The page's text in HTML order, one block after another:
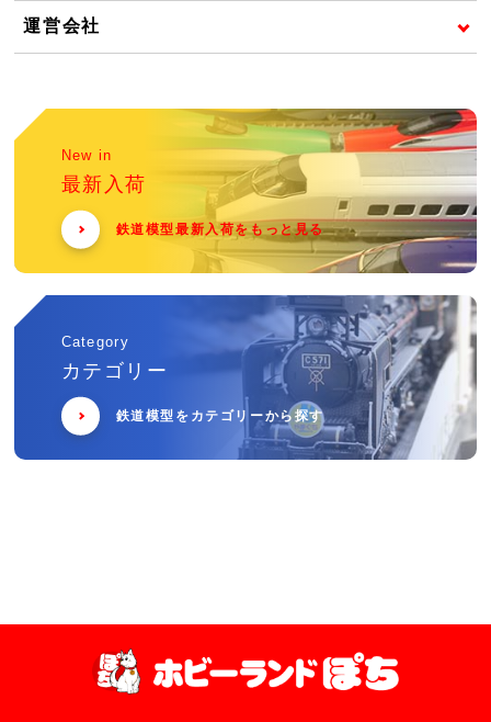
運営会社
New in
最新入荷
鉄道模型最新入荷をもっと見る
Category
カテゴリー
鉄道模型をカテゴリーから探す